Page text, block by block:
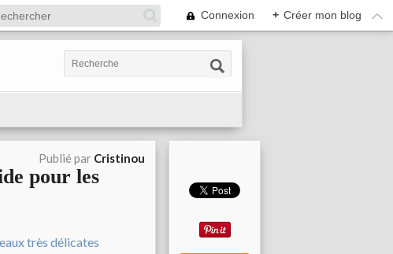
Connexion + Créer mon blog
Publié par Cristinou
pour les